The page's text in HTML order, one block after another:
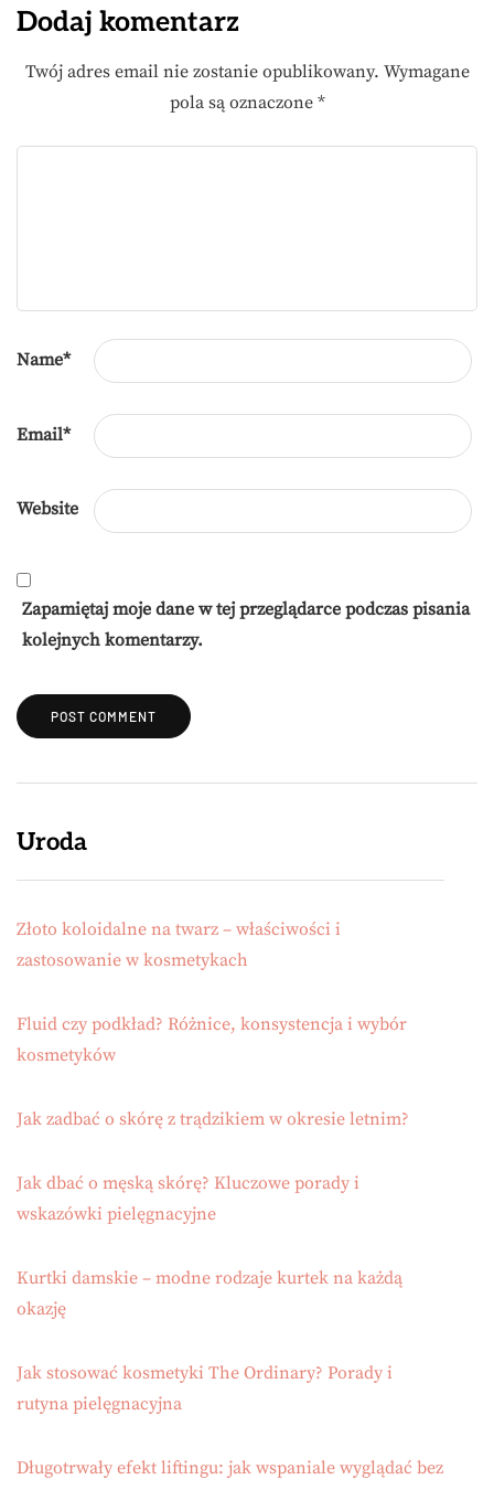
Dodaj komentarz
Twój adres email nie zostanie opublikowany. Wymagane
pola są oznaczone *
Name*
Email*
Website
Zapamiętaj moje dane w tej przeglądarce podczas pisania
kolejnych komentarzy.
Uroda
Złoto koloidalne na twarz – właściwości i
zastosowanie w kosmetykach
Fluid czy podkład? Różnice, konsystencja i wybór
kosmetyków
Jak zadbać o skórę z trądzikiem w okresie letnim?
Jak dbać o męską skórę? Kluczowe porady i
wskazówki pielęgnacyjne
Kurtki damskie – modne rodzaje kurtek na każdą
okazję
Jak stosować kosmetyki The Ordinary? Porady i
rutyna pielęgnacyjna
Długotrwały efekt liftingu: jak wspaniale wyglądać bez